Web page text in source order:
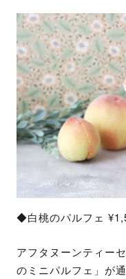
◆白桃のパルフェ
アフタヌーンティー
のミニパルフェ」が